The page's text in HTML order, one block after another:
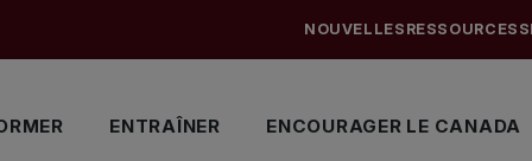
ENTRAÎNER ENCOURAGER LE CANADA
NOUVELLES RESSOURCES